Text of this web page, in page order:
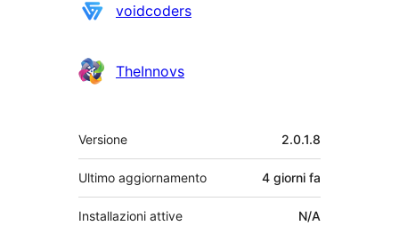
voidcoders
TheInnovs
Meta
Versione 2.0.1.8
Ultimo aggiornamento 4 giorni fa
Installazioni attive N/A